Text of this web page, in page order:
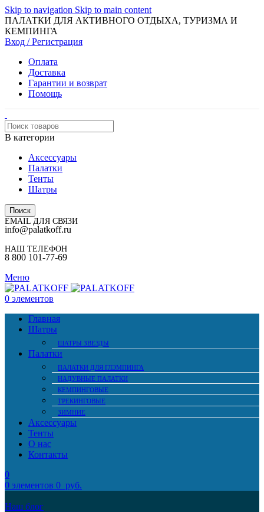
Skip to navigation Skip to main content
ПАЛАТКИ ДЛЯ АКТИВНОГО ОТДЫХА, ТУРИЗМА И
КЕМПИНГА
Вход / Регистрация
Оплата
Доставка
Гарантии и возврат
Помощь
В категории
Аксессуары
Палатки
Тенты
Шатры
Поиск
EMAIL ДЛЯ СВЯЗИ
info@palatkoff.ru
НАШ ТЕЛЕФОН
8 800 101-77-69
Меню
0 элементов
Главная
Шатры
ШАТРЫ ЗВЕЗДЫ
Палатки
ПАЛАТКИ ДЛЯ ГЛЭМПИНГА
НАДУВНЫЕ ПАЛАТКИ
КЕМПИНГОВЫЕ
ТРЕКИНГОВЫЕ
ЗИМНИЕ
Аксессуары
Тенты
О нас
Контакты
0
0 элементов 0 руб.
Наш блог